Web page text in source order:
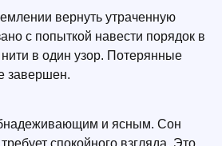
вернуть утраченную
с попыткой навести порядок в
в один узор. Потерянные
завершен.
и ясным. Сон
спокойного взгляда. Это